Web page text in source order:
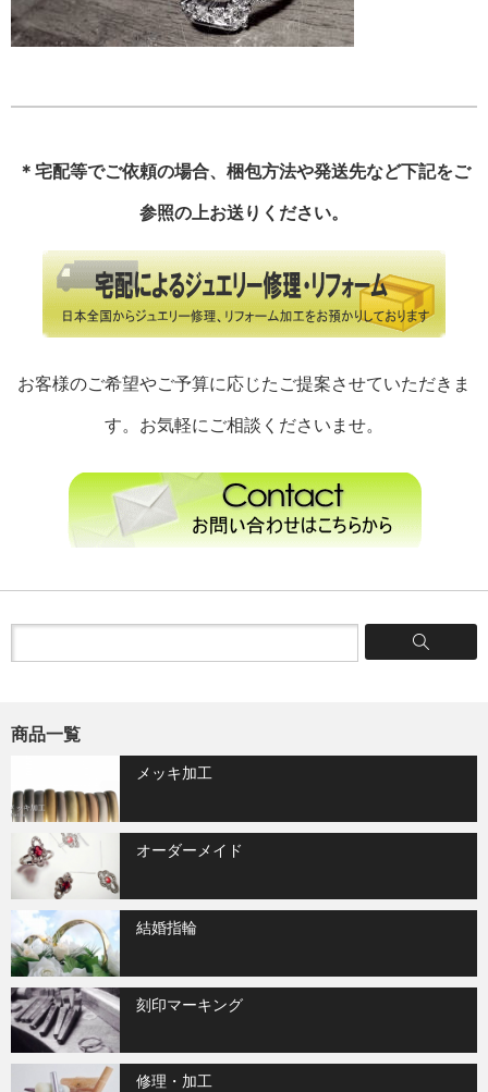
＊宅配等でご依頼の場合、梱包方法や発送先など下記をご
参照の上お送りください。
お客様のご希望やご予算に応じたご提案させていただきま
す。お気軽にご相談くださいませ。
商品一覧
メッキ加工
オーダーメイド
結婚指輪
刻印マーキング
修理・加工